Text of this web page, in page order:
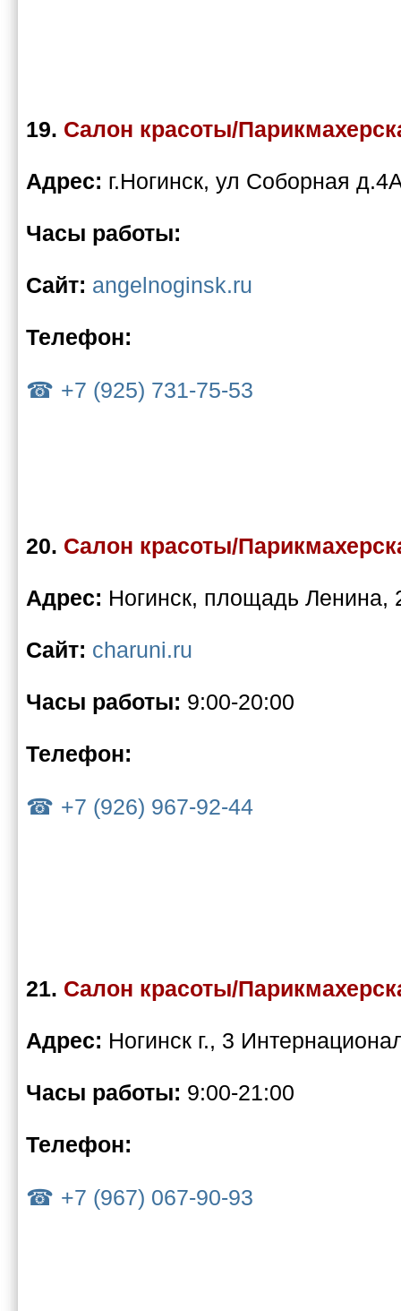
19. Салон красоты/
Адрес: г.Ногинск, ул Соборная
Часы работы:
Сайт: angelnoginsk.ru
Телефон:
+7 (925) 731-75-53
20. Салон красоты/
Адрес: Ногинск, площадь Ленина,
Сайт: charuni.ru
Часы работы: 9:00-20:00
Телефон:
+7 (926) 967-92-44
21. Салон красоты/
Адрес: Ногинск г., 3
Часы работы: 9:00-21:00
Телефон:
+7 (967) 067-90-93